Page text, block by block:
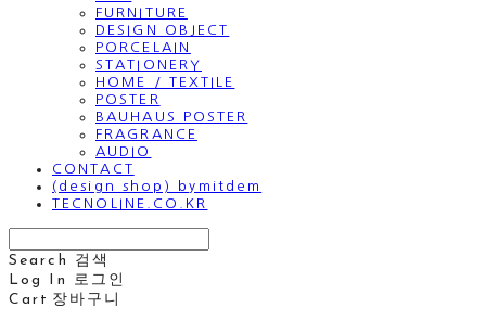
FURNITURE
DESIGN OBJECT
PORCELAIN
STATIONERY
HOME / TEXTILE
POSTER
BAUHAUS POSTER
FRAGRANCE
AUDIO
CONTACT
(design shop) bymitdem
TECNOLINE.CO.KR
Search
검색
Log In
로그인
Cart 장바구니